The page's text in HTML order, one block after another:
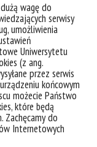
wagę do
serwisy
umożliwienia
Uniwersytetu
(z ang.
przez serwis
końcowym
możecie Państwo
które będą
Zachęcamy do
Internetowych